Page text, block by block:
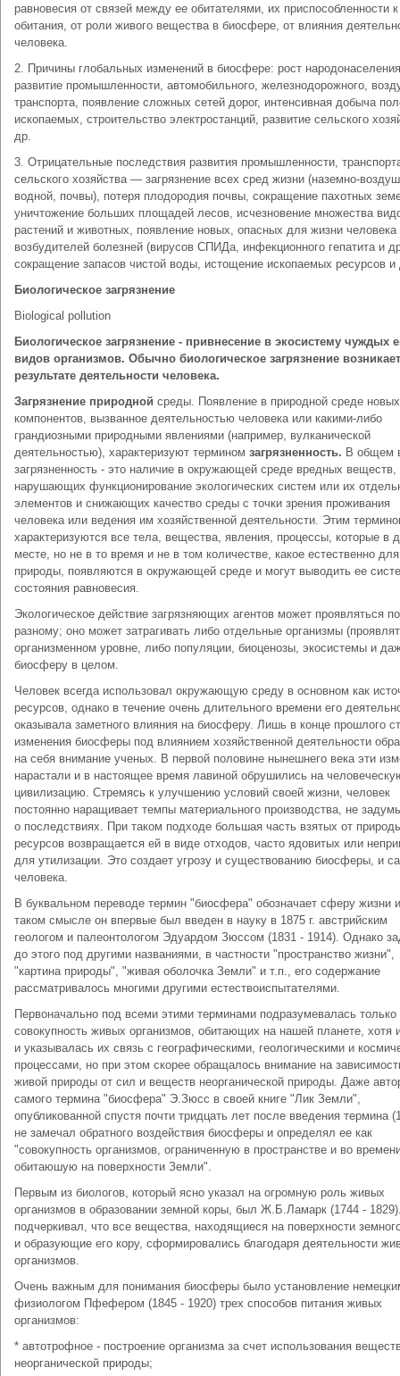
равновесия от связей между ее обитателями, их приспособленности
обитания, от роли живого вещества в биосфере, от влияния
человека.
2. Причины глобальных изменений в биосфере: рост
развитие промышленности, автомобильного, железнодорожного,
транспорта, появление сложных сетей дорог, интенсивная добыча
ископаемых, строительство электростанций, развитие сельского
др.
3. Отрицательные последствия развития промышленности,
сельского хозяйства — загрязнение всех сред жизни (наземно-
водной, почвы), потеря плодородия почвы, сокращение пахотных
уничтожение больших площадей лесов, исчезновение множества
растений и животных, появление новых, опасных для жизни человека
возбудителей болезней (вирусов СПИДа, инфекционного гепатита и
сокращение запасов чистой воды, истощение ископаемых ресурсов и
Биологическое загрязнение
Biological pollution
Биологическое загрязнение - привнесение в экосистему чуждых
видов организмов. Обычно биологическое загрязнение
результате деятельности человека.
Загрязнение природной среды. Появление в природной среде новых
компонентов, вызванное деятельностью человека или какими-либо
грандиозными природными явлениями (например, вулканической
деятельностью), характеризуют термином загрязненность. В общем
загрязненность - это наличие в окружающей среде вредных веществ,
нарушающих функционирование экологических систем или их
элементов и снижающих качество среды с точки зрения проживания
человека или ведения им хозяйственной деятельности. Этим
характеризуются все тела, вещества, явления, процессы, которые в
месте, но не в то время и не в том количестве, какое естественно для
природы, появляются в окружающей среде и могут выводить ее
состояния равновесия.
Экологическое действие загрязняющих агентов может проявляться
разному; оно может затрагивать либо отдельные организмы
организменном уровне, либо популяции, биоценозы, экосистемы и
биосферу в целом.
Человек всегда использовал окружающую среду в основном как
ресурсов, однако в течение очень длительного времени его
оказывала заметного влияния на биосферу. Лишь в конце прошлого
изменения биосферы под влиянием хозяйственной деятельности
на себя внимание ученых. В первой половине нынешнего века эти
нарастали и в настоящее время лавиной обрушились на
цивилизацию. Стремясь к улучшению условий своей жизни, человек
постоянно наращивает темпы материального производства, не
о последствиях. При таком подходе большая часть взятых от
ресурсов возвращается ей в виде отходов, часто ядовитых или
для утилизации. Это создает угрозу и существованию биосферы, и
человека.
В буквальном переводе термин "биосфера" обозначает сферу жизни
таком смысле он впервые был введен в науку в 1875 г. австрийским
геологом и палеонтологом Эдуардом Зюссом (1831 - 1914). Однако
до этого под другими названиями, в частности "пространство жизни",
"картина природы", "живая оболочка Земли" и т.п., его содержание
рассматривалось многими другими естествоиспытателями.
Первоначально под всеми этими терминами подразумевалась только
совокупность живых организмов, обитающих на нашей планете, хотя
и указывалась их связь с географическими, геологическими и
процессами, но при этом скорее обращалось внимание на
живой природы от сил и веществ неорганической природы. Даже
самого термина "биосфера" Э.Зюсс в своей книге "Лик Земли",
опубликованной спустя почти тридцать лет после введения термина
не замечал обратного воздействия биосферы и определял ее как
"совокупность организмов, ограниченную в пространстве и во
обитаюшую на поверхности Земли".
Первым из биологов, который ясно указал на огромную роль живых
организмов в образовании земной коры, был Ж.Б.Ламарк (1744 -
подчеркивал, что все вещества, находящиеся на поверхности
и образующие его кору, сформировались благодаря деятельности
организмов.
Очень важным для понимания биосферы было установление
физиологом Пфефером (1845 - 1920) трех способов питания живых
организмов:
* автотрофное - построение организма за счет использования
неорганической природы;